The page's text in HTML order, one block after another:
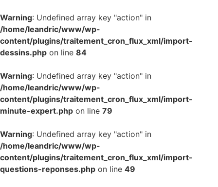
Warning: Undefined array key "action" in
/home/leandric/www/wp-
content/plugins/traitement_cron_flux_xml/import-
dessins.php on line 84
Warning: Undefined array key "action" in
/home/leandric/www/wp-
content/plugins/traitement_cron_flux_xml/import-
minute-expert.php on line 79
Warning: Undefined array key "action" in
/home/leandric/www/wp-
content/plugins/traitement_cron_flux_xml/import-
questions-reponses.php on line 49